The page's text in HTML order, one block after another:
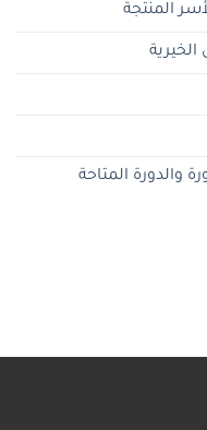
المنتجة
والدورة المتاحة